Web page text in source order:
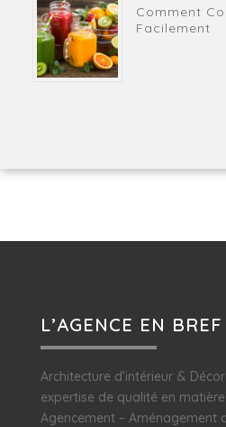
Comment
Facilement
L’AGENCE EN BREF
Architecture d’intérieur &
expertise de qualité en matière
Agencement – Aménagement